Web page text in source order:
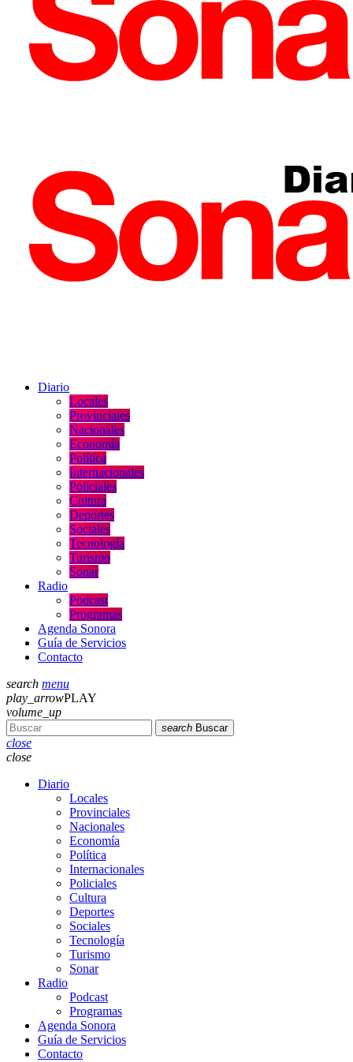
Diario
Locales
Provinciales
Nacionales
Economía
Política
Internacionales
Policiales
Cultura
Deportes
Sociales
Tecnología
Turismo
Sonar
Radio
Podcast
Programas
Agenda Sonora
Guía de Servicios
Contacto
search menu
play_arrowPLAY
volume_up
search Buscar
close
close
Diario
Locales
Provinciales
Nacionales
Economía
Política
Internacionales
Policiales
Cultura
Deportes
Sociales
Tecnología
Turismo
Sonar
Radio
Podcast
Programas
Agenda Sonora
Guía de Servicios
Contacto